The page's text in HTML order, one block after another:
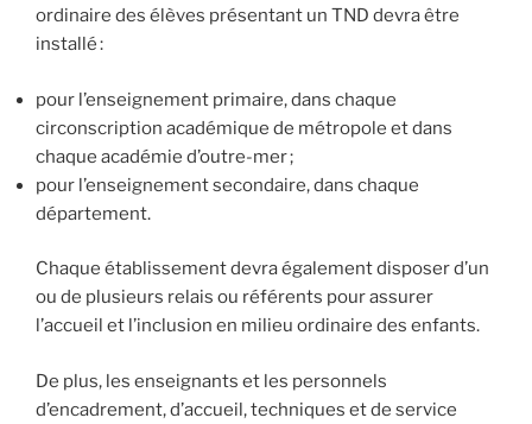
ordinaire des élèves présentant un TND devra être
installé :
pour l’enseignement primaire, dans chaque
circonscription académique de métropole et dans
chaque académie d’outre-mer ;
pour l’enseignement secondaire, dans chaque
département.
Chaque établissement devra également disposer d’un
ou de plusieurs relais ou référents pour assurer
l’accueil et l’inclusion en milieu ordinaire des enfants.
De plus, les enseignants et les personnels
d’encadrement, d’accueil, techniques et de service